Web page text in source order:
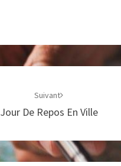
Suivant
Jour De Repos En Ville